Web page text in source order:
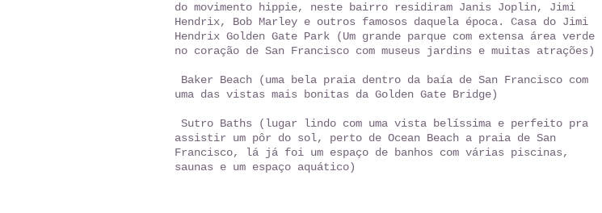
do movimento hippie, neste bairro residiram Janis Joplin, Jimi
Hendrix, Bob Marley e outros famosos daquela época. Casa do Jimi
Hendrix Golden Gate Park (Um grande parque com extensa área verde
no coração de San Francisco com museus jardins e muitas atrações)
Baker Beach (uma bela praia dentro da baía de San Francisco com
uma das vistas mais bonitas da Golden Gate Bridge)
Sutro Baths (lugar lindo com uma vista belíssima e perfeito pra
assistir um pôr do sol, perto de Ocean Beach a praia de San
Francisco, lá já foi um espaço de banhos com várias piscinas,
saunas e um espaço aquático)